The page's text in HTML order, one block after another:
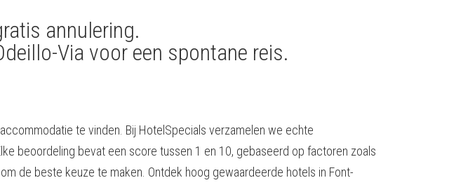
annulering.
Via voor een spontane reis.
te vinden. Bij HotelSpecials verzamelen we echte
beoordeling bevat een score tussen 1 en 10, gebaseerd op factoren zoals
de beste keuze te maken. Ontdek hoog gewaardeerde hotels in Font-